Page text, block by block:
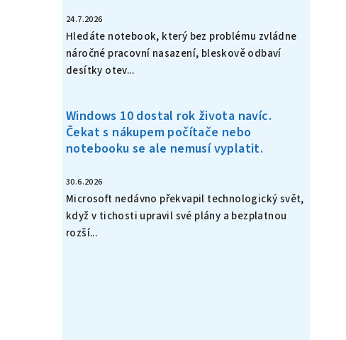
24.7.2026
Hledáte notebook, který bez problému zvládne
náročné pracovní nasazení, bleskově odbaví
desítky otev...
Windows 10 dostal rok života navíc.
Čekat s nákupem počítače nebo
notebooku se ale nemusí vyplatit.
30.6.2026
Microsoft nedávno překvapil technologický svět,
když v tichosti upravil své plány a bezplatnou
rozší...